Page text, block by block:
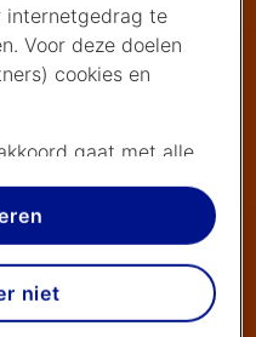
internetgedrag te
Voor deze doelen
cookies en
gaat met alle
niet”, dan
cookies om
Dat betekent
niet